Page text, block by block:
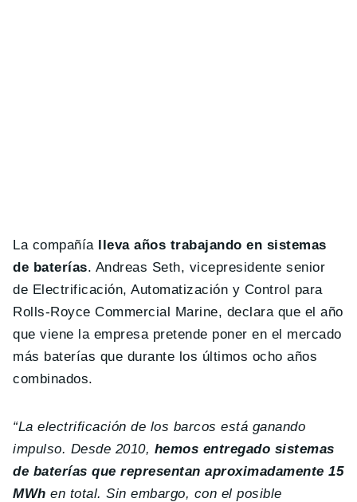
La compañía lleva años trabajando en sistemas
de baterías. Andreas Seth, vicepresidente senior
de Electrificación, Automatización y Control para
Rolls-Royce Commercial Marine, declara que el año
que viene la empresa pretende poner en el mercado
más baterías que durante los últimos ocho años
combinados.
“La electrificación de los barcos está ganando
impulso. Desde 2010, hemos entregado sistemas
de baterías que representan aproximadamente 15
MWh en total. Sin embargo, con el posible